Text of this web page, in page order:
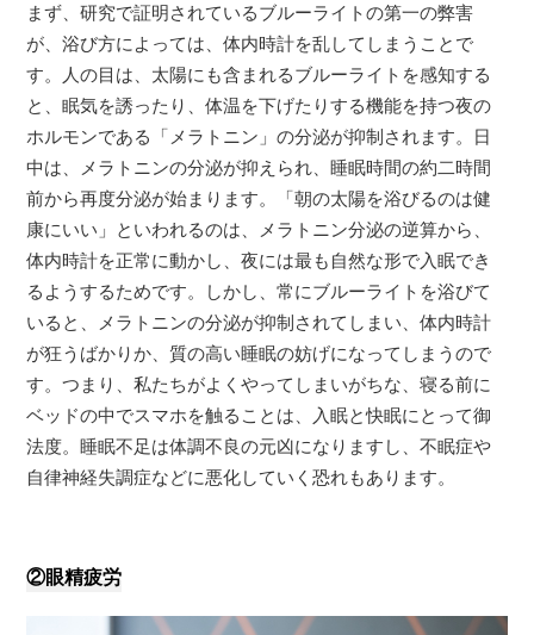
まず、研究で証明されているブルーライトの第一の弊害
が、浴び方によっては、体内時計を乱してしまうことで
す。人の目は、太陽にも含まれるブルーライトを感知する
と、眠気を誘ったり、体温を下げたりする機能を持つ夜の
ホルモンである「メラトニン」の分泌が抑制されます。日
中は、メラトニンの分泌が抑えられ、睡眠時間の約二時間
前から再度分泌が始まります。「朝の太陽を浴びるのは健
康にいい」といわれるのは、メラトニン分泌の逆算から、
体内時計を正常に動かし、夜には最も自然な形で入眠でき
るようするためです。しかし、常にブルーライトを浴びて
いると、メラトニンの分泌が抑制されてしまい、体内時計
が狂うばかりか、質の高い睡眠の妨げになってしまうので
す。つまり、私たちがよくやってしまいがちな、寝る前に
ベッドの中でスマホを触ることは、入眠と快眠にとって御
法度。睡眠不足は体調不良の元凶になりますし、不眠症や
自律神経失調症などに悪化していく恐れもあります。
②眼精疲労